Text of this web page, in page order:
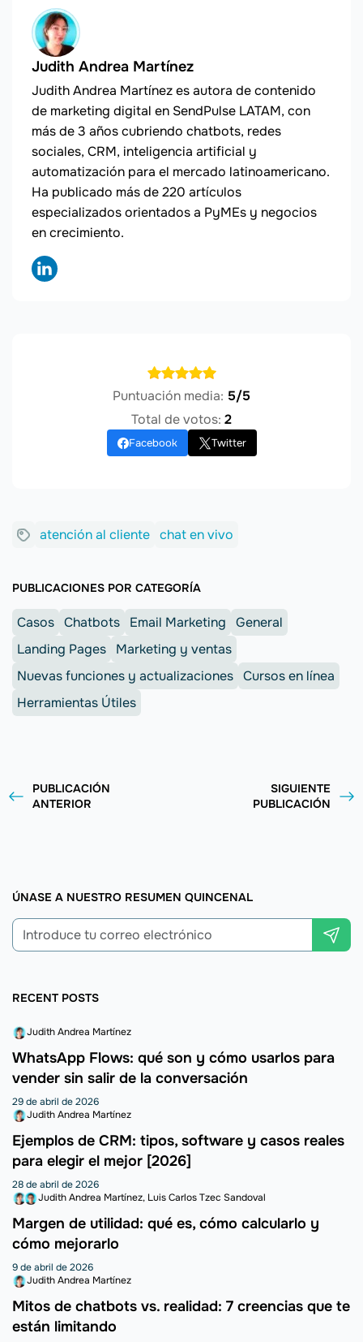
Judith Andrea Martínez
Judith Andrea Martínez es autora de contenido
de marketing digital en SendPulse LATAM, con
más de 3 años cubriendo chatbots, redes
sociales, CRM, inteligencia artificial y
automatización para el mercado latinoamericano.
Ha publicado más de 220 artículos
especializados orientados a PyMEs y negocios
en crecimiento.
Puntuación media: 5/5
Total de votos: 2
Facebook Twitter
atención al cliente chat en vivo
PUBLICACIONES POR CATEGORÍA
Casos Chatbots Email Marketing
General
Landing Pages
Marketing y ventas
Nuevas funciones y actualizaciones Cursos en línea
Herramientas Útiles
PUBLICACIÓN
ANTERIOR
SIGUIENTE
PUBLICACIÓN
ÚNASE A NUESTRO RESUMEN QUINCENAL
RECENT POSTS
Judith Andrea Martínez
WhatsApp Flows: qué son y cómo usarlos para
vender sin salir de la conversación
29 de abril de 2026
Judith Andrea Martínez
Ejemplos de CRM: tipos, software y casos reales
para elegir el mejor [2026]
28 de abril de 2026
Judith Andrea Martínez Luis Carlos Tzec Sandoval
Margen de utilidad: qué es, cómo calcularlo y
cómo mejorarlo
9 de abril de 2026
Judith Andrea Martínez
Mitos de chatbots vs. realidad: 7 creencias que te
están limitando